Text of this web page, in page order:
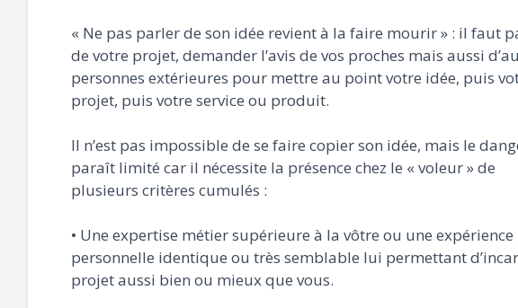
« Ne pas parler de son idée revient à la faire mourir » : il faut
de votre projet, demander l’avis de vos proches mais aussi
personnes extérieures pour mettre au point votre idée, puis
projet, puis votre service ou produit.
Il n’est pas impossible de se faire copier son idée, mais le
paraît limité car il nécessite la présence chez le « voleur » de
plusieurs critères cumulés :
• Une expertise métier supérieure à la vôtre ou une expérience
personnelle identique ou très semblable lui permettant
projet aussi bien ou mieux que vous.